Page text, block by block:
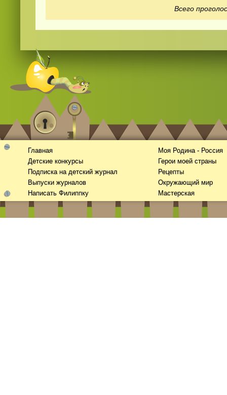
Всего
Главная
Детские конкурсы
Подписка на детский журнал
Выпуски журналов
Написать Филиппку
Моя Родина - Россия
Герои моей страны
Рецепты
Окружающий мир
Мастерская
видеоонлайн